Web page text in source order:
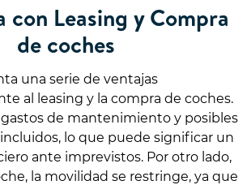
con Leasing y Compra
de coches
una serie de ventajas
al leasing y la compra de coches.
gastos de mantenimiento y posibles
lo que puede significar un
ante imprevistos. Por otro lado,
la movilidad se restringe, ya que